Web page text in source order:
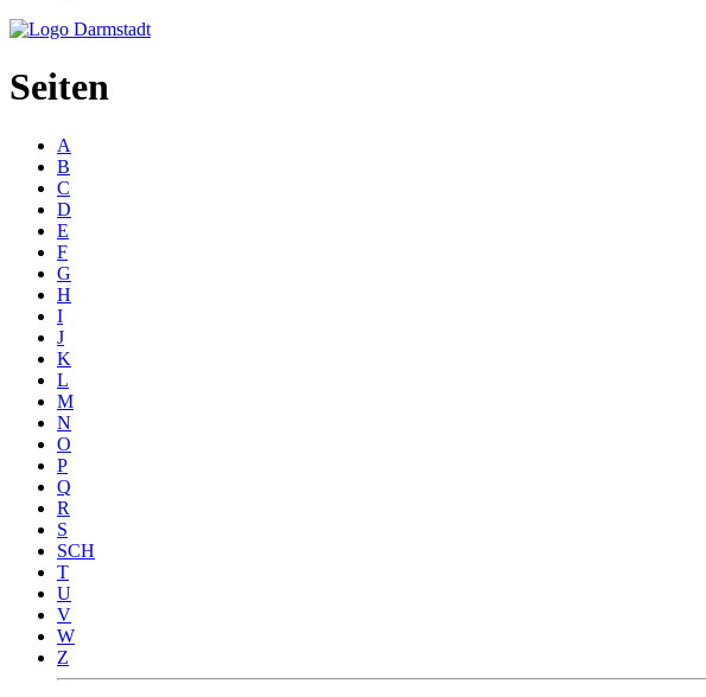
Seiten
A
B
C
D
E
F
G
H
I
J
K
L
M
N
O
P
Q
R
S
SCH
T
U
V
W
Z